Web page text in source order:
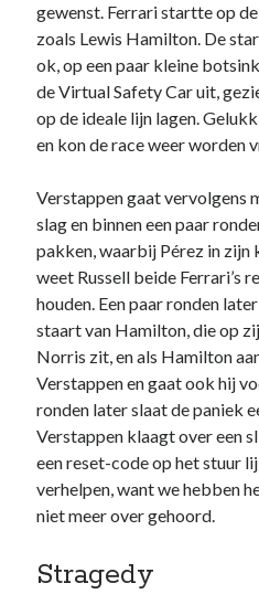
gewenst. Ferrari startte op
zoals Lewis Hamilton. De
ok, op een paar kleine
de Virtual Safety Car uit,
op de ideale lijn lagen.
en kon de race weer worden
Verstappen gaat vervolgens
slag en binnen een paar
pakken, waarbij Pérez in zijn
weet Russell beide Ferrari’s
houden. Een paar ronden
staart van Hamilton, die op
Norris zit, en als Hamilton
Verstappen en gaat ook hij
ronden later slaat de paniek
Verstappen klaagt over een
een reset-code op het stuur
verhelpen, want we hebben
niet meer over gehoord.
Stragedy